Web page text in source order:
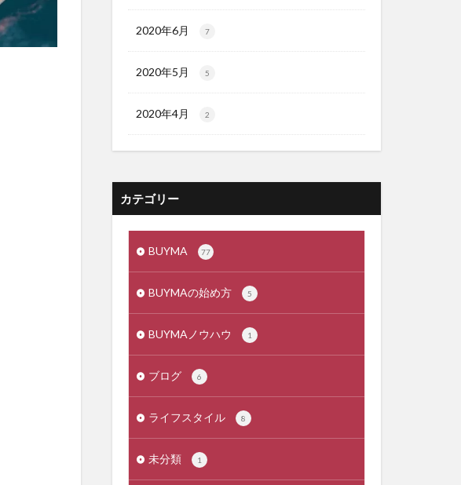
2020年6月 7
2020年5月 5
2020年4月 2
カテゴリー
BUYMA 77
BUYMAの始め方 5
BUYMAノウハウ 1
ブログ 6
ライフスタイル 8
未分類 1